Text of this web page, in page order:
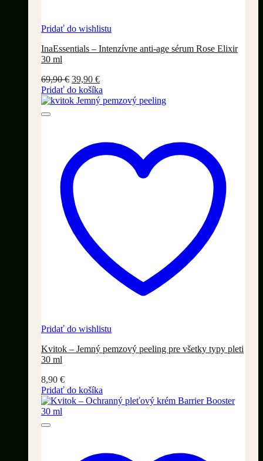
Pridať do wishlistu
InaEssentials – Intenzívne anti-age sérum Rose Elixir
30 ml
69,90€ Pôvodná
cena
bola:
39,90 €Aktuálna
cena
je:
Pridať do košíka
Pridať do wishlistu
Kvitok – Jemný pemzový peeling pre všetky typy pleti
30 ml
8,90 €
Pridať do košíka